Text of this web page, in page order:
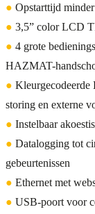
● Opstarttijd
● 3,5” color LCD
● 4 grote
HAZMAT-
● Kleurgecodeerde
storing en externe
● Instelbaar
● Datalogging tot
gebeurtenissen
● Ethernet met
● USB-poort voor